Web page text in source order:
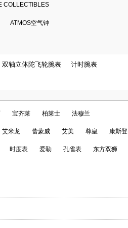
COLLECTIBLES
ATMOS空气钟
双轴立体陀飞轮腕表 计时腕表
宝齐莱 柏莱士 法穆兰
艾米龙 蕾蒙威 艾美 尊皇 康斯登
时度表 爱勒 孔雀表 东方双狮